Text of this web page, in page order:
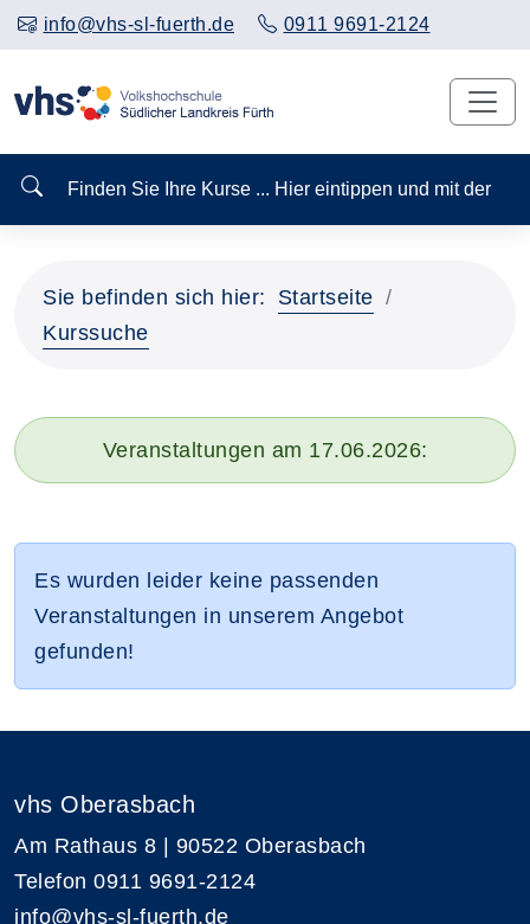
info@vhs-sl-fuerth.de 0911 9691-2124
Finden Sie Ihre Kurse ... Hier eintippen und mit
Sie befinden sich hier:
Startseite
Kurssuche
Veranstaltungen am 17.06.2026:
Es wurden leider keine passenden
Veranstaltungen in unserem Angebot
gefunden!
vhs Oberasbach
Am Rathaus 8 | 90522 Oberasbach
Telefon 0911 9691-2124
info@vhs-sl-fuerth.de